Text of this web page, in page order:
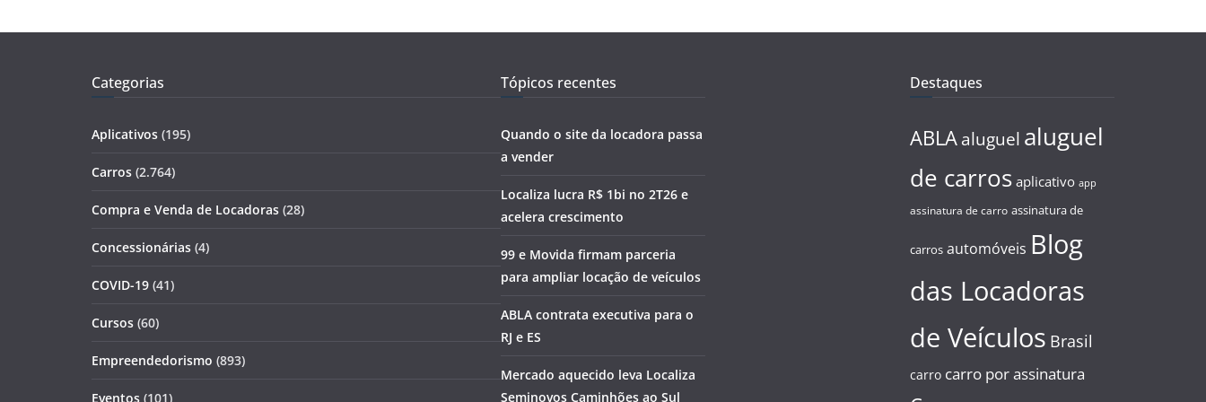
Categorias
Aplicativos (195)
Carros (2.764)
Compra e Venda de Locadoras (28)
Concessionárias (4)
COVID-19 (41)
Cursos (60)
Empreendedorismo (893)
Eventos (101)
Tópicos recentes
Quando o site da locadora passa
a vender
Localiza lucra R$ 1bi no 2T26 e
acelera crescimento
99 e Movida firmam parceria
para ampliar locação de veículos
ABLA contrata executiva para o
RJ e ES
Mercado aquecido leva Localiza
Seminovos Caminhões ao Sul
Destaques
ABLA aluguel aluguel
de carros aplicativo app
assinatura de carro assinatura de
carros automóveis Blog
das Locadoras
de Veículos Brasil
carro carro por assinatura